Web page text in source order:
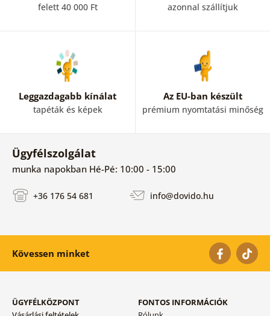
felett 40 000 Ft azonnal szállítjuk
Leggazdagabb kínálat
tapéták és képek
Az EU-ban készült
prémium nyomtatási minőség
Ügyfélszolgálat
munka napokban Hé-Pé: 10:00 - 15:00
+36 176 54 681 info@dovido.hu
Kövessen minket
ÜGYFÉLKÖZPONT
FONTOS INFORMÁCIÓK